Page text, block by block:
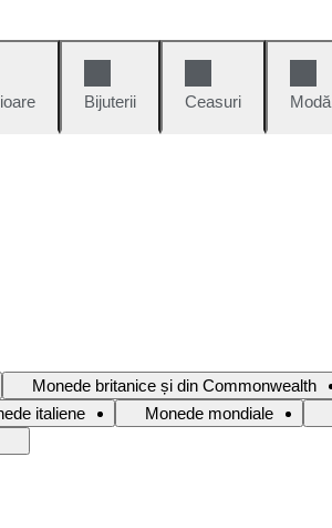
Bijuterii Ceasuri Modă
Monede britanice și din Commonwealth
italiene Monede mondiale